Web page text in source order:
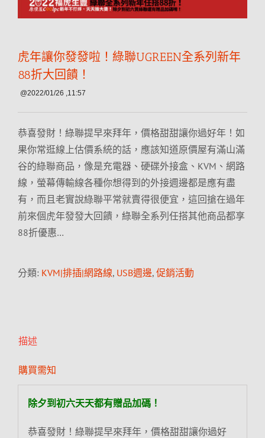
虎年讓你發發啦！綠聯UGREEN全系列新年
88折大回饋！
@2022/01/26 ,11:57
恭喜發財！綠聯提早來拜年，價格甜甜讓你過好年！如
果你常逛線上估價系統的話，應該知道原價屋有滿山滿
谷的綠聯商品，像是充電器、硬碟外接盒、KVM、網路
線，螢幕傳輸線各種你想得到的外接週邊都是應有盡
有，而且老實說綠聯平常就賣得很便宜，這回搶在過年
前來個虎年發發大回饋，綠聯全系列任搭其他商品都享
88折優惠…
分類: KVM|排插|網路線, USB週邊, 促銷活動
描述
購買需知
除夕到初六天天都有贈品加碼！
恭喜發財！綠聯提早來拜年，價格甜甜讓你過好